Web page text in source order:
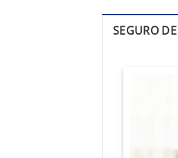
SEGURO